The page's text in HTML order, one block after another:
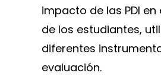
impacto de las PDI
de los estudiantes,
diferentes
evaluación.